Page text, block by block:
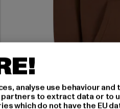
analyse use behaviour and
to extract data or to
which do not have the EU